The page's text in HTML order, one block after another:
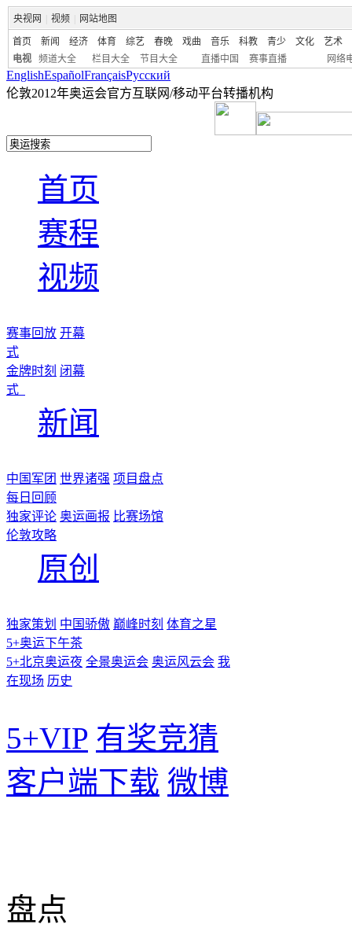
央视网 视频 网站地图
首页 新闻 经济 体育 综艺 春晚 戏曲 音乐 科教 青少 文化
艺术
电视
频道大全 栏目大全 节目大全 直播中国 赛事直播 网络
EnglishEspañolFrançaisPусский
伦敦2012年奥运会官方互联网/移动平台转播机构
首页
赛程
视频
赛事回放 开幕
式
金牌时刻 闭幕
式
新闻
中国军团 世界诸强 项目盘点
每日回顾
独家评论 奥运画报 比赛场馆
伦敦攻略
原创
独家策划 中国骄傲 巅峰时刻 体育之星
5+奥运下午茶
5+北京奥运夜 全景奥运会 奥运风云会 我
在现场 历史
5+VIP 有奖竞猜
客户端下载 微博
盘点